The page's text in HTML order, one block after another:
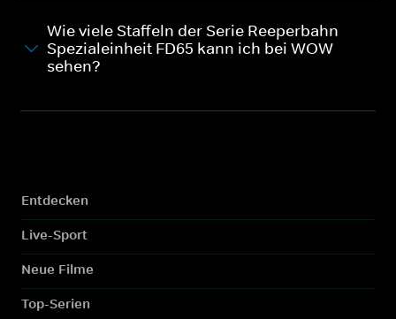
Wie viele Staffeln der Serie Reeperbahn
Spezialeinheit FD65 kann ich bei WOW
sehen?
Entdecken
Live-Sport
Neue Filme
Top-Serien